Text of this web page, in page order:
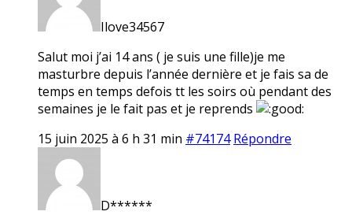
Ilove34567
Salut moi j’ai 14 ans ( je suis une fille)je me
masturbre depuis l’année dernière et je fais sa de
temps en temps defois tt les soirs où pendant des
semaines je le fait pas et je reprends
15 juin 2025 à 6 h 31 min #74174 Répondre
D******